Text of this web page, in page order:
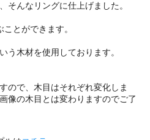
そんなリングに仕上げました。
とができます。
う木材を使用しております。
ので、木目はそれぞれ変化しま
像の木目とは変わりますのでご了